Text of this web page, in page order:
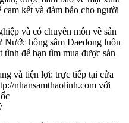
kết và đảm bảo cho người
và có chuyên môn về sản
Nước hồng sâm Daedong luôn
tình để bạn tìm mua được sản
và tiện lợi: trực tiếp tại cửa
nhansamthaolinh.com với